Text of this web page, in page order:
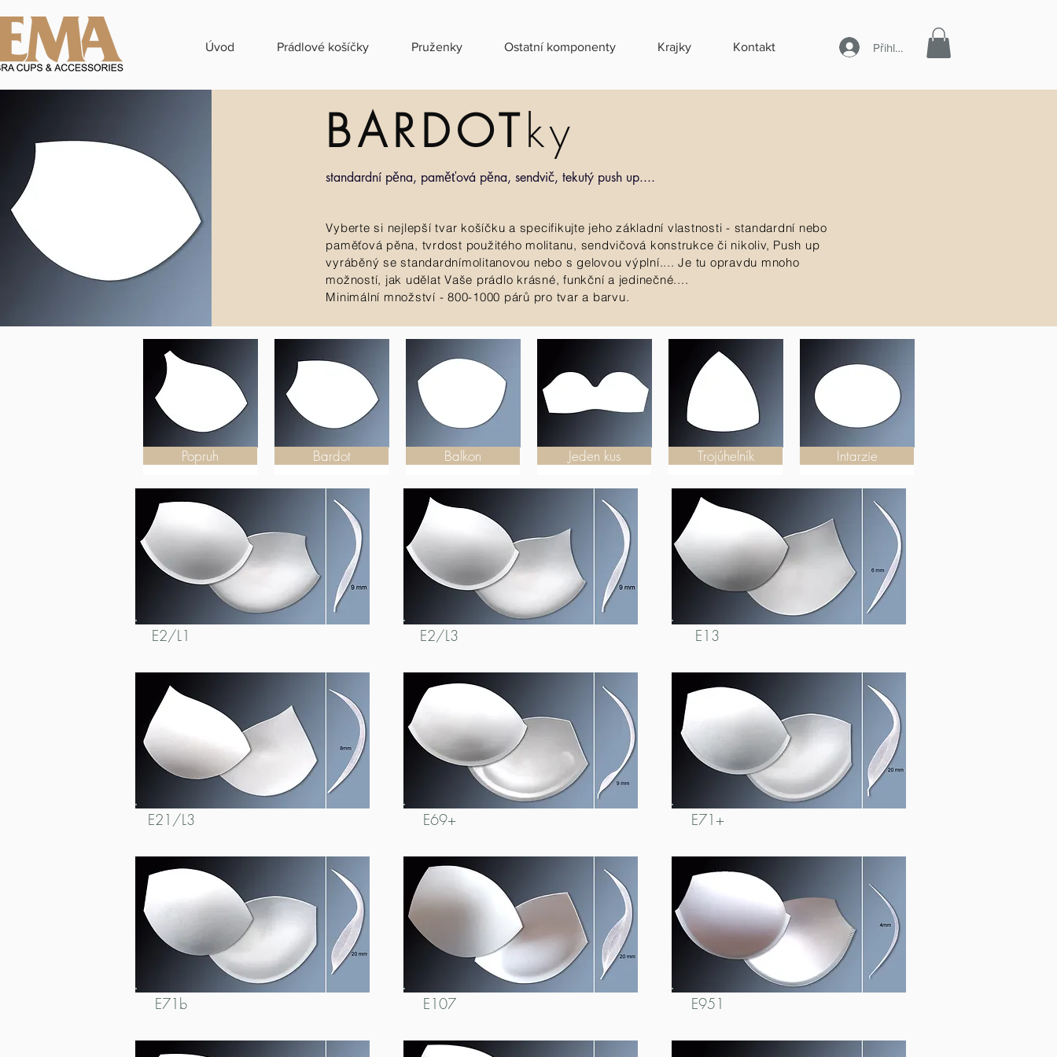
Úvod Prádlové košíčky Pruženky Ostatní komponenty Krajky Kontakt Přihlásit se
BARDOTky
standardní pěna, paměťová pěna, sendvič, tekutý push up....
Vyberte si nejlepší tvar košíčku a specifikujte jeho základní vlastnosti - standardní nebo
paměťová pěna, tvrdost použitého molitanu, sendvičová konstrukce či nikoliv, Push up
vyráběný se standardnímolitanovou nebo s gelovou výplní.... Je tu opravdu mnoho
možností, jak udělat Vaše prádlo krásné, funkční a jedinečné....
Minimální množství - 800-1000 párů pro tvar a barvu.
Popruh Bardot Balkon Jeden kus Trojúhelník Intarzie
E2/L1
E21/L3
E71b
E2/L3
E69+
E107
E13
E71+
E951